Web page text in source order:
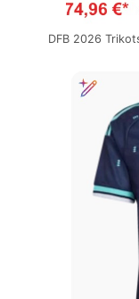
DFB 2026